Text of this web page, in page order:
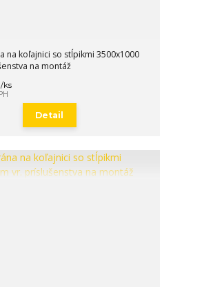
na koľajnici so stĺpikmi 3500x1000
na montáž
/ks
Detail